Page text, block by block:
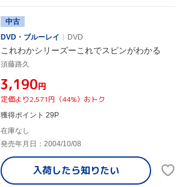
中古
DVD・ブルーレイ
DVD
これわかシリーズーこれでスピンがわかる
須藤路久
¥3,190円
定価より2,571円（44%）おトク
獲得ポイント 29P
在庫なし
発売年月日：2004/10/08
入荷したら知りたい